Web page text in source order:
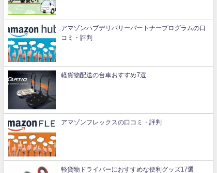
アマゾンハブデリバリーパートナープログラムの口
コミ・評判
軽貨物配送の台車おすすめ7選
アマゾンフレックスの口コミ・評判
軽貨物ドライバーにおすすめな便利グッズ17選